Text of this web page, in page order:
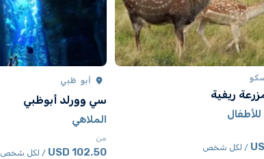
ريفية
/ لكل شخص
أبو ظبي
سي وورلد أبوظبي
الملاهي
من
102.50 USD / لكل شخص